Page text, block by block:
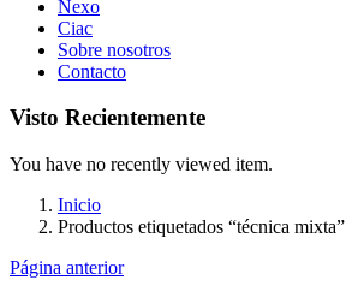
Nexo
Ciac
Sobre nosotros
Contacto
Visto Recientemente
You have no recently viewed item.
Inicio
Productos etiquetados “técnica mixta”
Página anterior